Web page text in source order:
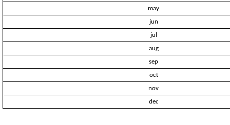
may
jun
jul
aug
sep
oct
nov
dec